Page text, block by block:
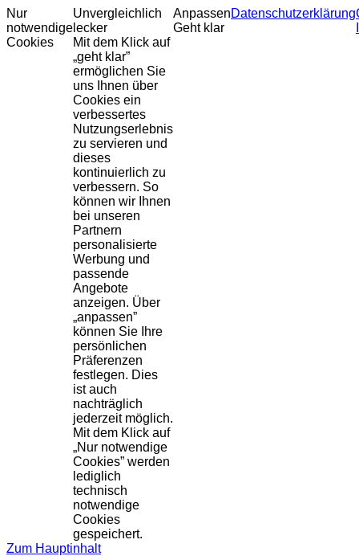
Nur
notwendige
Cookies
Unvergleichlich
lecker
Mit dem Klick auf
„geht klar”
ermöglichen Sie
uns Ihnen über
Cookies ein
verbessertes
Nutzungserlebnis
zu servieren und
dieses
kontinuierlich zu
verbessern. So
können wir Ihnen
bei unseren
Partnern
personalisierte
Werbung und
passende
Angebote
anzeigen. Über
„anpassen”
können Sie Ihre
persönlichen
Präferenzen
festlegen. Dies
ist auch
nachträglich
jederzeit möglich.
Mit dem Klick auf
„Nur notwendige
Cookies” werden
lediglich
technisch
notwendige
Cookies
gespeichert.
Anpassen
Geht klar
Datenschutzerklärung
Zum Hauptinhalt